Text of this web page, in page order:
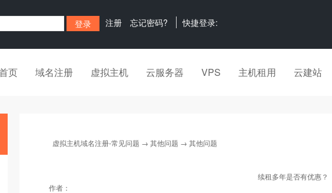
注册 忘记密码? 快捷登录:
页 域名注册 虚拟主机 云服务器 VPS 主机租用 云建站
虚拟主机域名注册-常见问题 → 其他问题 → 其他问题
续租多年是否有优惠？
作者：